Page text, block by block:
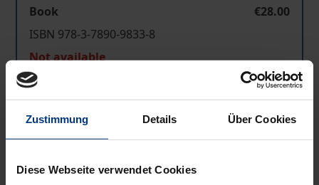
Zustimmung Details Über Cookies
Diese Webseite verwendet Cookies
Book
€28.00
ISBN 978-3-7890-9833-8
Not available
Add to Cart
Add to Wish List